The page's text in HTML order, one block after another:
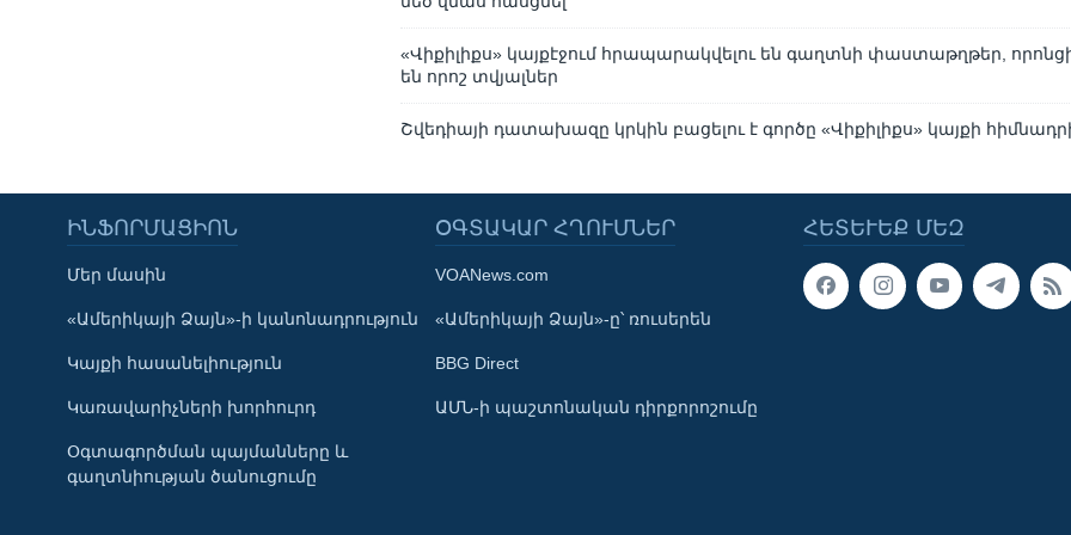
Learning English
ՀԵՏԵՒԵՔ ՄԵԶ
Լեզուներ
«Վիքիլիքս» կայքէջում հրապարակվելու են գաղտնի փաստաթղթեր,
են որոշ տվյալներ
Շվեդիայի դատախազը կրկին բացելու է գործը «Վիքիլիքս» կայքի
ՀԵՏԵՒԵՔ ՄԵԶ
ԻՆՖՈՐՄԱՑԻՈՆ
Մեր մասին
«Ամերիկայի Ձայն»-ի կանոնադրություն
Կայքի հասանելիություն
Կառավարիչների խորհուրդ
Օգտագործման պայմանները և
գաղտնիության ծանուցումը
ՕԳՏԱԿԱՐ ՀՂՈՒՄՆԵՐ
VOANews.com
«Ամերիկայի Ձայն»-ը՝ ռուսերեն
BBG Direct
ԱՄՆ-ի պաշտոնական դիրքորոշումը